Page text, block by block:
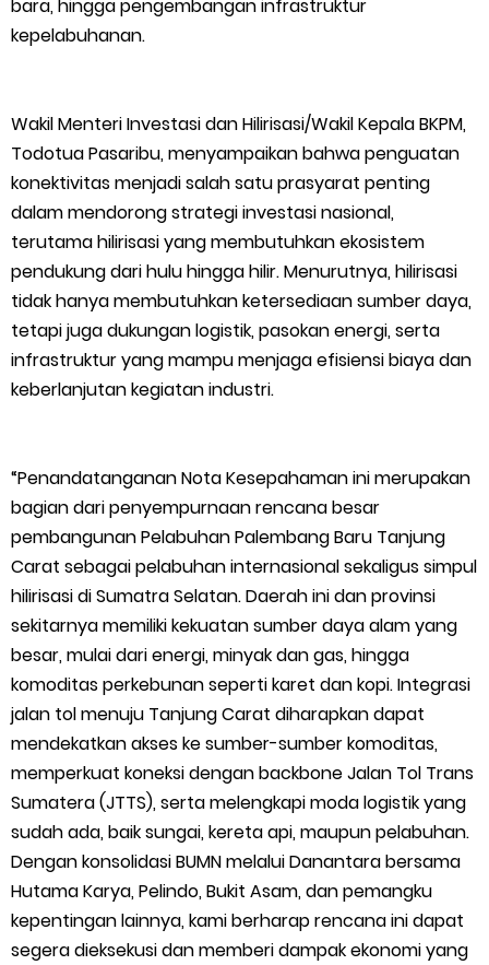
Empat ( 4 ) Orang Putra Terbaik Maju Bacalon Kades Baran
Saturday, 8 August
bara, hingga pengembangan infrastruktur
kepelabuhanan.
Wakil Menteri Investasi dan Hilirisasi/Wakil Kepala BKPM,
Todotua Pasaribu, menyampaikan bahwa penguatan
konektivitas menjadi salah satu prasyarat penting
dalam mendorong strategi investasi nasional,
terutama hilirisasi yang membutuhkan ekosistem
pendukung dari hulu hingga hilir. Menurutnya, hilirisasi
tidak hanya membutuhkan ketersediaan sumber daya,
tetapi juga dukungan logistik, pasokan energi, serta
infrastruktur yang mampu menjaga efisiensi biaya dan
keberlanjutan kegiatan industri.
“Penandatanganan Nota Kesepahaman ini merupakan
bagian dari penyempurnaan rencana besar
pembangunan Pelabuhan Palembang Baru Tanjung
Carat sebagai pelabuhan internasional sekaligus simpul
hilirisasi di Sumatra Selatan. Daerah ini dan provinsi
sekitarnya memiliki kekuatan sumber daya alam yang
besar, mulai dari energi, minyak dan gas, hingga
komoditas perkebunan seperti karet dan kopi. Integrasi
jalan tol menuju Tanjung Carat diharapkan dapat
mendekatkan akses ke sumber-sumber komoditas,
memperkuat koneksi dengan backbone Jalan Tol Trans
Sumatera (JTTS), serta melengkapi moda logistik yang
sudah ada, baik sungai, kereta api, maupun pelabuhan.
Dengan konsolidasi BUMN melalui Danantara bersama
Hutama Karya, Pelindo, Bukit Asam, dan pemangku
kepentingan lainnya, kami berharap rencana ini dapat
segera dieksekusi dan memberi dampak ekonomi yang